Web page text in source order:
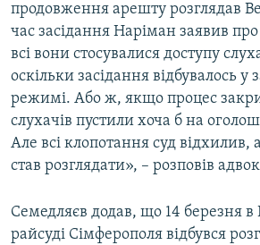
продовження арешту розглядав
час засідання Наріман заявив
всі вони стосувалися доступу
оскільки засідання відбувалось у
режимі. Або ж, якщо процес
слухачів пустили хоча б на
Але всі клопотання суд відхилив,
став розглядати», – розповів
Семедляєв додав, що 14 березня в
райсуді Сімферополя відбувся